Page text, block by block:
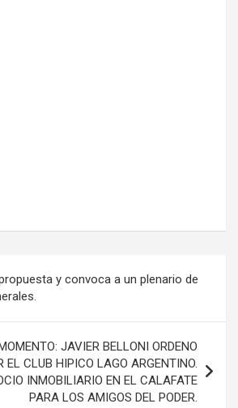
y convoca a un plenario de
JAVIER BELLONI ORDENO
EL CLUB HIPICO LAGO ARGENTINO.
INMOBILIARIO EN EL CALAFATE
PARA LOS AMIGOS DEL PODER.